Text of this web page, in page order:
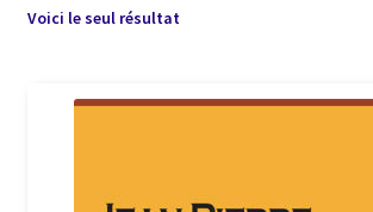
Connection
Listes d’Envies
Voici le seul résultat